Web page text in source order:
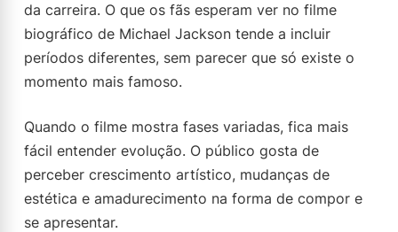
da carreira. O que os fãs esperam ver no filme
biográfico de Michael Jackson tende a incluir
períodos diferentes, sem parecer que só existe o
momento mais famoso.
Quando o filme mostra fases variadas, fica mais
fácil entender evolução. O público gosta de
perceber crescimento artístico, mudanças de
estética e amadurecimento na forma de compor e
se apresentar.